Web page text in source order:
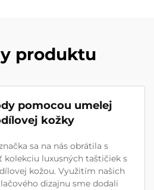
produktu
pomocou umelej
kožky
sa na nás obrátila s
kolekciu luxusných taštičiek s
kožou. Využitím našich
dizajnu sme dodali